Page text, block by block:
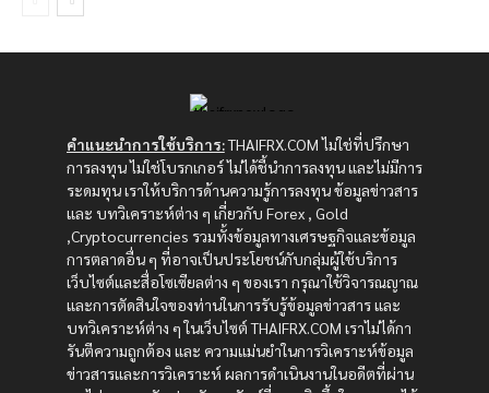
คำแนะนำการใช้บริการ:THAIFRX.COM ไม่ใช่ที่ปรึกษา
การลงทุน ไม่ใช่โบรกเกอร์ ไม่ได้ชี้นำการลงทุน และไม่มีการ
ระดมทุน เราให้บริการด้านความรู้การลงทุน ข้อมูลข่าวสาร
และ บทวิเคราะห์ต่าง ๆ เกี่ยวกับ Forex , Gold
,Cryptocurrencies รวมทั้งข้อมูลทางเศรษฐกิจและข้อมูล
การตลาดอื่น ๆ ที่อาจเป็นประโยชน์กับกลุ่มผู้ใช้บริการ
เว็บไซต์และสื่อโซเซียลต่าง ๆ ของเรา กรุณาใช้วิจารณญาณ
และการตัดสินใจของท่านในการรับรู้ข้อมูลข่าวสาร และ
บทวิเคราะห์ต่าง ๆ ในเว็บไซต์ THAIFRX.COM เราไม่ได้กา
รันตีความถูกต้อง และ ความแม่นยำในการวิเคราะห์ข้อมูล
ข่าวสารและการวิเคราะห์ ผลการดำเนินงานในอดีตที่ผ่าน